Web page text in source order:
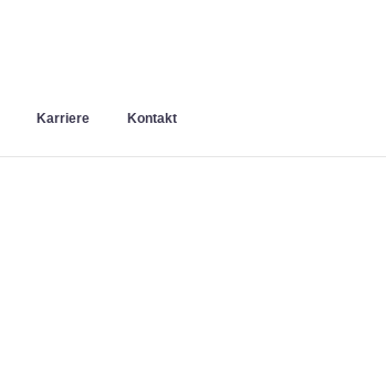
Karriere Kontakt